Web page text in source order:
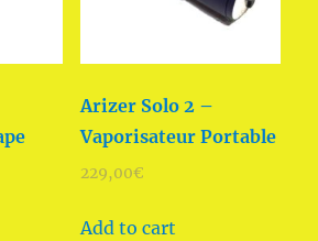
Arizer Solo 2 –
Vaporisateur Portable
229,00€
Add to cart